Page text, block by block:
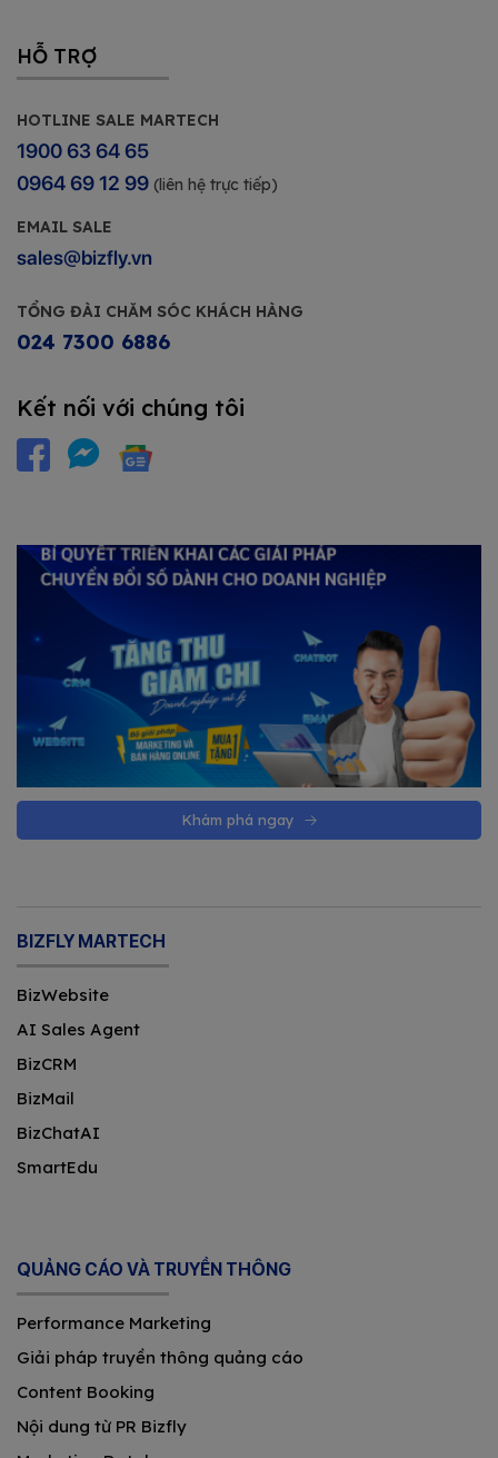
HỖ TRỢ
HOTLINE SALE MARTECH
1900 63 64 65
0964 69 12 99 (liên hệ trực tiếp)
EMAIL SALE
sales@bizfly.vn
TỔNG ĐÀI CHĂM SÓC KHÁCH HÀNG
024 7300 6886
Kết nối với chúng tôi
Khám phá ngay
BIZFLY MARTECH
BizWebsite
AI Sales Agent
BizCRM
BizMail
BizChatAI
SmartEdu
QUẢNG CÁO VÀ TRUYỀN THÔNG
Performance Marketing
Giải pháp truyền thông quảng cáo
Content Booking
Nội dung từ PR Bizfly